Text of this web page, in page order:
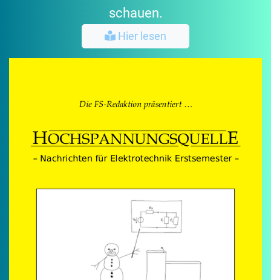
schauen.
Hier lesen